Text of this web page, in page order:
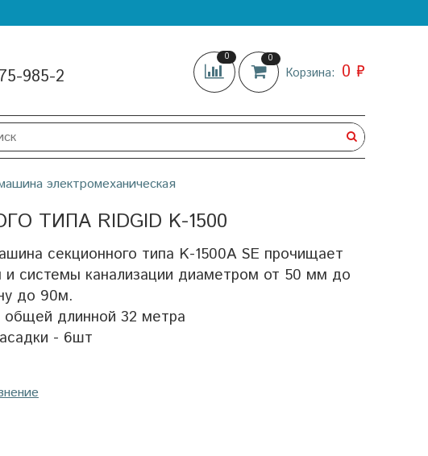
985-2
0 0
Корзина: 0 ₽
электромеханическая
ТИПА RIDGID K-1500
секционного типа K-1500A SE прочищает
и системы канализации диаметром от 50 мм до
до 90м.
длинной 32 метра
- 6шт